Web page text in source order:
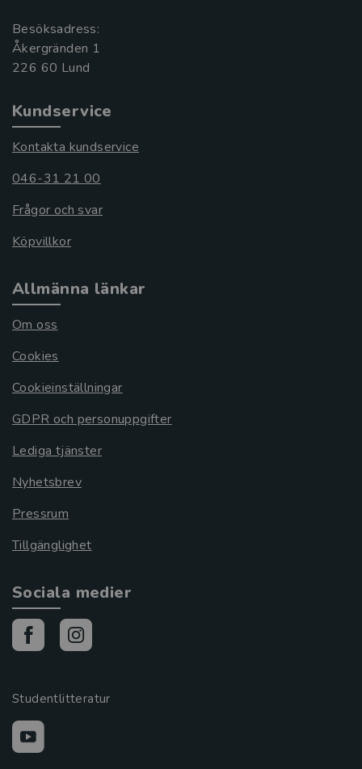
Besöksadress:
Åkergränden 1
Kundservice
Kontakta kundservice
046-31 21 00
Frågor och svar
Köpvillkor
Allmänna länkar
Om oss
Cookies
Cookieinställningar
GDPR och personuppgifter
Lediga tjänster
Nyhetsbrev
Pressrum
Tillgänglighet
Sociala medier
Studentlitteratur